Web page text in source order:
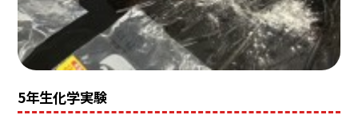
5年生化学実験